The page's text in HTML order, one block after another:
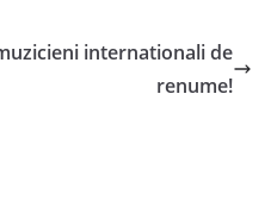
internationali de
renume!